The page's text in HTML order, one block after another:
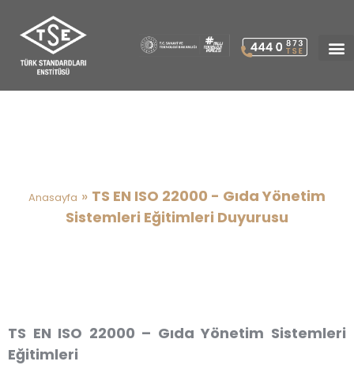
Anasayfa » TS EN ISO 22000 - Gıda Yönetim
Sistemleri Eğitimleri Duyurusu
TS EN ISO 22000 – Gıda Yönetim Sistemleri
Eğitimleri